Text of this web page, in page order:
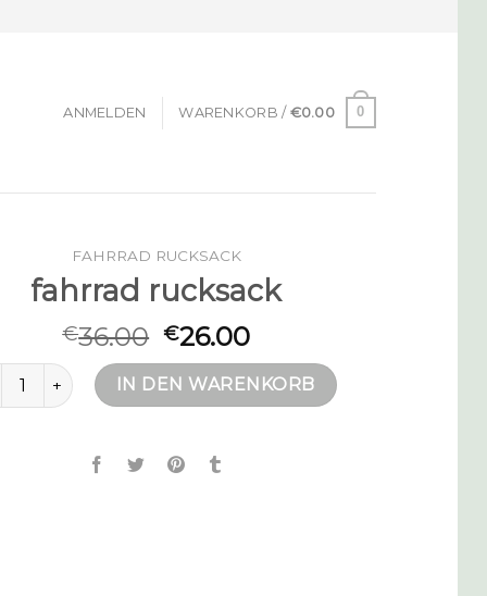
ANMELDEN WARENKORB / €0.00 0
FAHRRAD RUCKSACK
fahrrad rucksack
€36.00 €26.00
rucksack MengeIN DEN WARENKORB